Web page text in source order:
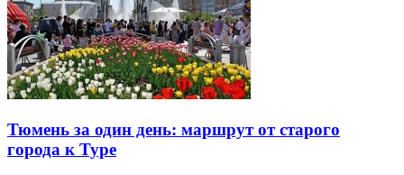
Тюмень за один день: маршрут от старого
города к Туре